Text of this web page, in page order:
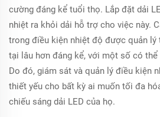
cường đáng kể tuổi thọ. Lắp đặt dải
nhiệt ra khỏi dải hỗ trợ cho việc này.
trong điều kiện nhiệt độ được quản lý
tại lâu hơn đáng kể, với một số có thể
Do đó, giám sát và quản lý điều kiện
thiết yếu cho bất kỳ ai muốn tối đa
chiếu sáng dải LED của họ.